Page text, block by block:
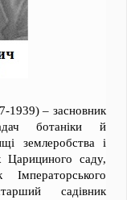
1939) – засновник
ботаніки й
землеробства і
Царициного саду,
садівник